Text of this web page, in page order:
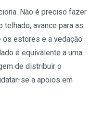
Não é preciso fazer
telhado, avance para as
os estores e a vedação
é equivalente a uma
de distribuir o
se a apoios em